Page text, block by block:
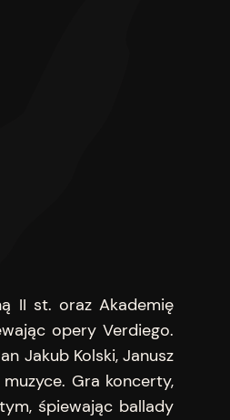
II st. oraz Akademię
opery Verdiego.
Jakub Kolski, Janusz
Gra koncerty,
śpiewając ballady